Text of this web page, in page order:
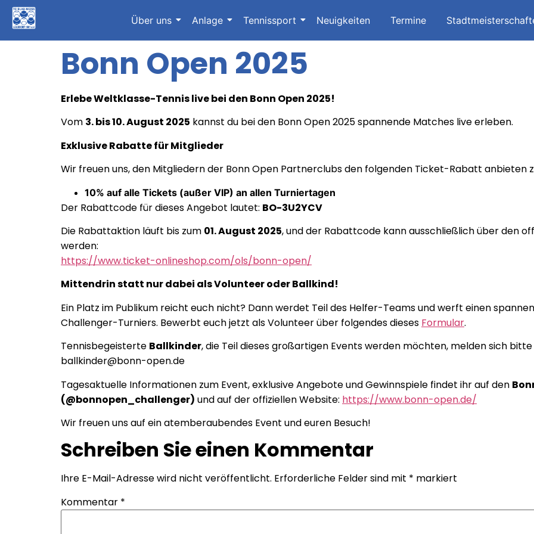
Über uns Anlage Tennissport Neuigkeiten Termine
Bonn Open 2025
Erlebe Weltklasse-Tennis live bei den Bonn Open 2025!
Vom 3. bis 10. August 2025 kannst du bei den Bonn Open 2025 spannende Matches live erleben.
Exklusive Rabatte für Mitglieder
Wir freuen uns, den Mitgliedern der Bonn Open Partnerclubs den folgenden Ticket-Rabatt anbieten
10% auf alle Tickets (außer VIP) an allen Turniertagen
Der Rabattcode für dieses Angebot lautet: BO-3U2YCV
Die Rabattaktion läuft bis zum 01. August 2025, und der Rabattcode kann ausschließlich über den
werden:
https://www.ticket-onlineshop.com/ols/bonn-open/
Mittendrin statt nur dabei als Volunteer oder Ballkind!
Ein Platz im Publikum reicht euch nicht? Dann werdet Teil des Helfer-Teams und werft einen
Challenger-Turniers. Bewerbt euch jetzt als Volunteer über folgendes dieses Formular.
Tennisbegeisterte Ballkinder, die Teil dieses großartigen Events werden möchten, melden sich
ballkinder@bonn-open.de
Tagesaktuelle Informationen zum Event, exklusive Angebote und Gewinnspiele findet ihr auf den
(@bonnopen_challenger) und auf der offiziellen Website: https://www.bonn-open.de/
Wir freuen uns auf ein atemberaubendes Event und euren Besuch!
Schreiben Sie einen Kommentar
Ihre E-Mail-Adresse wird nicht veröffentlicht. Erforderliche Felder sind mit * markiert
Kommentar *